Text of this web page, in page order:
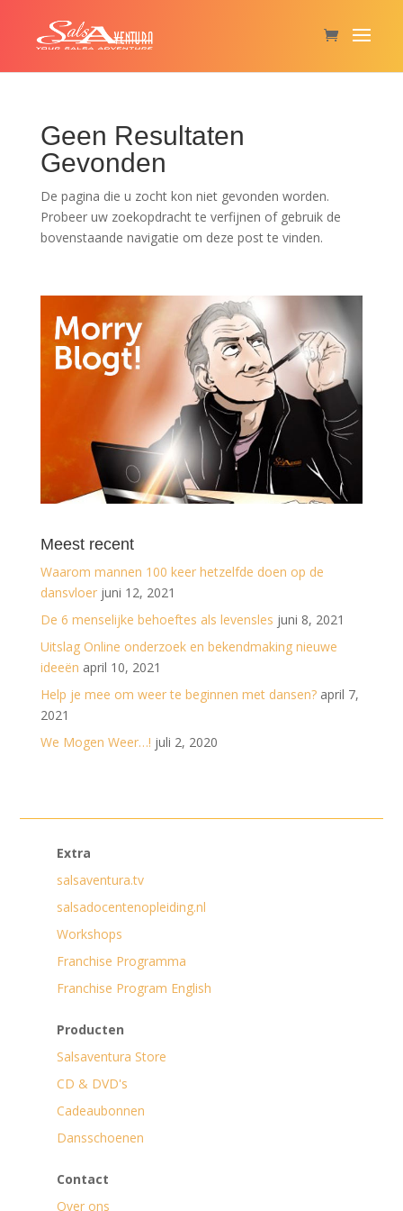
Geen Resultaten
Gevonden
De pagina die u zocht kon niet gevonden worden.
Probeer uw zoekopdracht te verfijnen of gebruik de
bovenstaande navigatie om deze post te vinden.
Meest recent
Waarom mannen 100 keer hetzelfde doen op de
dansvloer juni 12, 2021
De 6 menselijke behoeftes als levensles juni 8, 2021
Uitslag Online onderzoek en bekendmaking nieuwe
ideeën april 10, 2021
Help je mee om weer te beginnen met dansen? april 7,
2021
We Mogen Weer…! juli 2, 2020
Extra
salsaventura.tv
salsadocentenopleiding.nl
Workshops
Franchise Programma
Franchise Program English
Producten
Salsaventura Store
CD & DVD's
Cadeaubonnen
Dansschoenen
Contact
Over ons